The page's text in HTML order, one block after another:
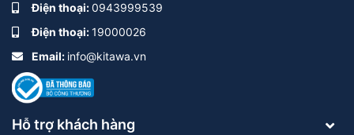
Điện thoại:0943999539
Điện thoại:19000026
Email: info@kitawa.vn
Hỗ trợ khách hàng